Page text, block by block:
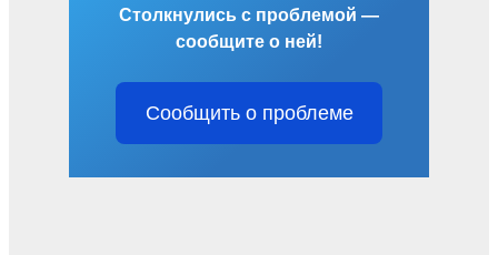
Столкнулись с проблемой —
сообщите о ней!
Сообщить о проблеме